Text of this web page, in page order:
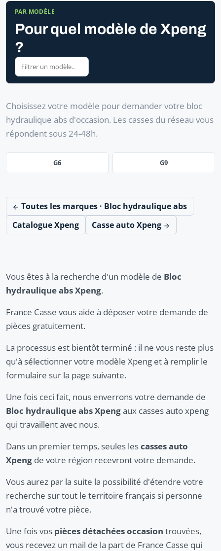
PAR MODÈLE
Pour quel modèle de Xpeng
?
Choisissez votre modèle pour demander votre bloc
hydraulique abs d'occasion. Les casses du réseau vous
répondent sous 24-48h.
G6 G9
Toutes les marques · Bloc hydraulique abs
Catalogue Xpeng
Casse auto Xpeng
Vous êtes à la recherche d'un modèle de Bloc
hydraulique abs Xpeng.
France Casse vous aide à déposer votre demande de
pièces gratuitement.
La processus est bientôt terminé : il ne vous reste plus
qu'à sélectionner votre modèle Xpeng et à remplir le
formulaire sur la page suivante.
Une fois ceci fait, nous enverrons votre demande de
Bloc hydraulique abs Xpengaux casses auto xpeng
qui travaillent avec nous.
Dans un premier temps, seules lescasses auto
Xpeng de votre région recevront votre demande.
Vous aurez par la suite la possibilité d'étendre votre
recherche sur tout le territoire français si personne
n'a trouvé votre pièce.
Une fois vos pièces détachées occasion trouvées,
vous recevez un mail de la part de France Casse qui